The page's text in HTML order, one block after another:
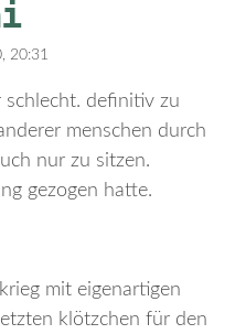
20:31
schlecht. definitiv zu
menschen durch
nur zu sitzen.
gezogen hatte.
mit eigenartigen
klötzchen für den